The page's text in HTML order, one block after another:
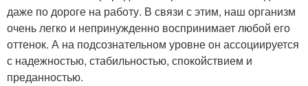
даже по дороге на работу. В связи с этим, наш организм
очень легко и непринужденно воспринимает любой его
оттенок. А на подсознательном уровне он ассоциируется
с надежностью, стабильностью, спокойствием и
преданностью.